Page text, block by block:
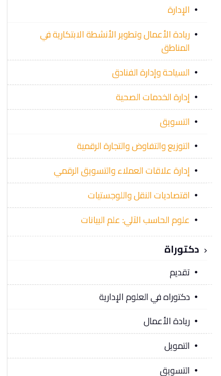
الإدارة
ريادة الأعمال وتطوير الأنشطة الابتكارية في
المناطق
السياحة وإدارة الفنادق
إدارة الخدمات الصحية
التسويق
التوزيع والتفاوض والتجارة الرقمية
إدارة علاقات العملاء والتسويق الرقمي
اقتصاديات النقل واللوجستيات
علوم الحاسب الآلي: علم البيانات
دكتوراة
تقديم
دكتوراه في العلوم الإدارية
ريادة الأعمال
التمويل
التسويق